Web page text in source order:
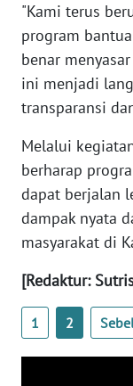
"Kami terus
program
benar
ini menjadi
transparansi
Melalui
berharap
dapat berjalan
dampak nyata
masyarakat di
[Redaktur:
1 2
WN
BANTEN
WN
NTT
WN
KEPRI
WN
PAPUA
WN
PAPUA
BARAT